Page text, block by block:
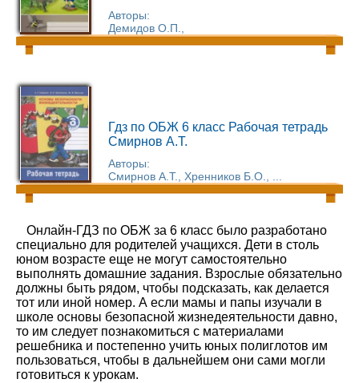
Авторы:
Демидов О.П.,
Гдз по ОБЖ 6 класс Рабочая тетрадь
Смирнов А.Т.
Авторы:
Смирнов А.Т., Хренников Б.О., ...
Онлайн-ГДЗ по ОБЖ за 6 класс было разработано
специально для родителей учащихся. Дети в столь
юном возрасте еще не могут самостоятельно
выполнять домашние задания. Взрослые обязательно
должны быть рядом, чтобы подсказать, как делается
тот или иной номер. А если мамы и папы изучали в
школе основы безопасной жизнедеятельности давно,
то им следует познакомиться с материалами
решебника и постепенно учить юных полиглотов им
пользоваться, чтобы в дальнейшем они сами могли
готовиться к урокам.